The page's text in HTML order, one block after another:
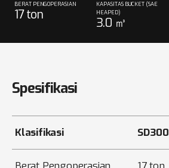
BERAT PENGOPERASIAN
17 ton
KAPASITAS BUCKET (SAE
HEAPED)
3.0 ㎥
Spesifikasi
Klasifikasi SD300